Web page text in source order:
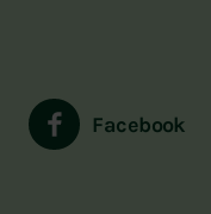
Facebook